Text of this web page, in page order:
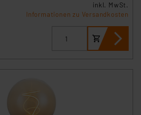
inkl. MwSt.
Informationen zu Versandkosten